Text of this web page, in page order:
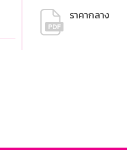
ราคากลาง